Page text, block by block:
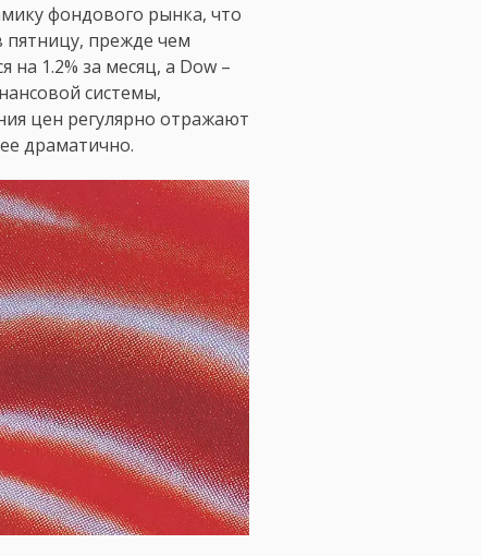
фондового рынка, что
пятницу, прежде чем
на 1.2% за месяц, а Dow –
системы,
цен регулярно отражают
драматично.